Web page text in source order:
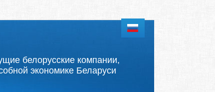
белорусские компании,
экономике Беларуси